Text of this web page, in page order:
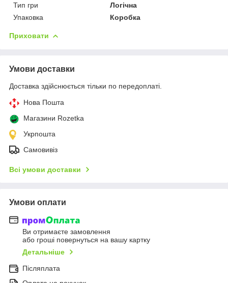
Тип гри
Логічна
Упаковка
Коробка
Приховати
Умови доставки
Доставка здійснюється тільки по передоплаті.
Нова Пошта
Магазини Rozetka
Укрпошта
Самовивіз
Всі умови доставки
Умови оплати
Ви отримаєте замовлення
або гроші повернуться на вашу картку
Детальніше
Післяплата